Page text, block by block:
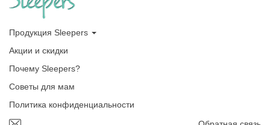
Продукция Sleepers
Акции и скидки
Почему Sleepers?
Советы для мам
Политика конфиденциальности